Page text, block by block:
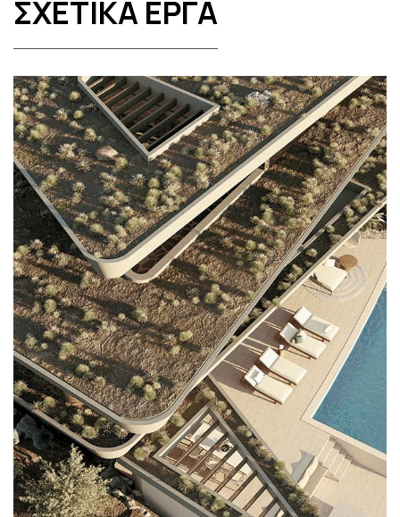
ΣΧΕΤΙΚΑ ΕΡΓΑ